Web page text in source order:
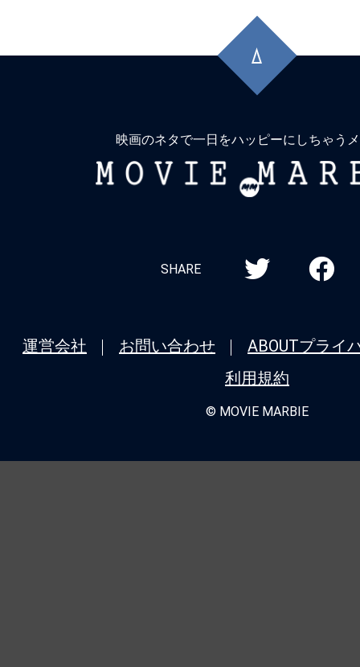
頭
に
映画のネタで一日をハッピーにしちゃう
MOVIE
SHARE
運営会社 お問い合わせ ABOUTプライ
利用規約
© MOVIE MARBIE